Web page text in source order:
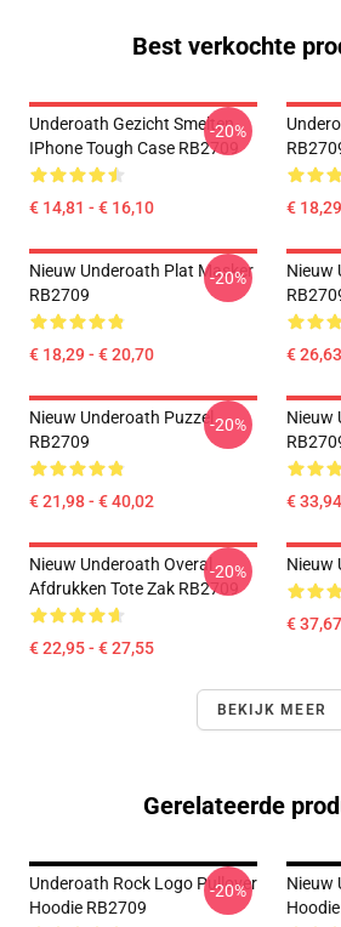
Best verkochte
Underoath Gezicht Smelten
IPhone Tough Case RB2709
€ 14,81 - € 16,10
-20%
€
Nieuw Underoath Plat Masker
RB2709
€ 18,29 - € 20,70
-20%
Nieuw
€ 26,63
Nieuw Underoath Puzzel
RB2709
€ 21,98 - € 40,02
-20%
Nieuw
€
Nieuw Underoath Overal
Afdrukken Tote Zak RB2709
€ 22,95 - € 27,55
-20% Nieuw
€
BEKIJK MEER
Gerelateerde
Underoath Rock Logo Pullover
Hoodie RB2709
-20%
Nieuw